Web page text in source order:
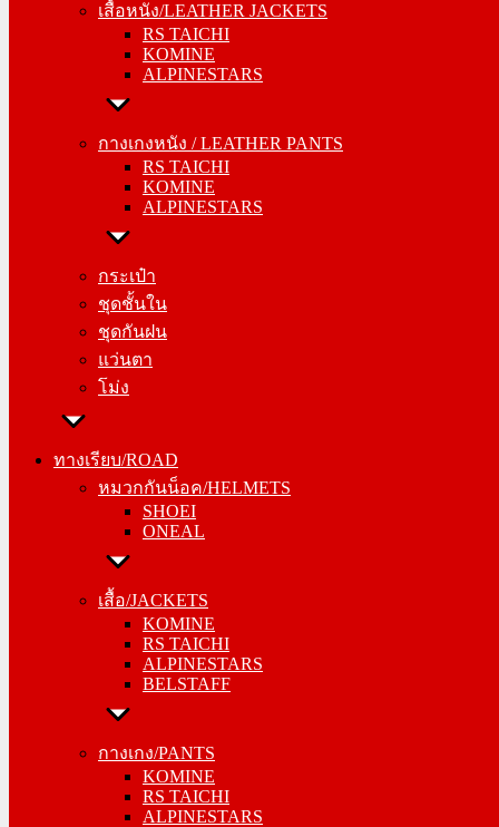
เสื้อหนัง/LEATHER JACKETS
RS TAICHI
KOMINE
ALPINESTARS
กางเกงหนัง / LEATHER PANTS
RS TAICHI
KOMINE
ALPINESTARS
กระเป๋า
ชุดชั้นใน
ชุดกันฝน
แว่นตา
โม่ง
ทางเรียบ/ROAD
หมวกกันน็อค/HELMETS
SHOEI
ONEAL
เสื้อ/JACKETS
KOMINE
RS TAICHI
ALPINESTARS
BELSTAFF
กางเกง/PANTS
KOMINE
RS TAICHI
ALPINESTARS
KOMINE
ALPINESTARS
กางเกงหนัง / LEATHER PANTS
KOMINE
ALPINESTARS
กระเป๋า
ชุดชั้นใน
ชุดกันฝน
แว่นตา
โม่ง
ทางเรียบ/ROAD
หมวกกันน็อค/HELMETS
SHOEI
ONEAL
เสื้อ/JACKETS
RS TAICHI
ALPINESTARS
BELSTAFF
กางเกง/PANTS
RS TAICHI
ALPINESTARS